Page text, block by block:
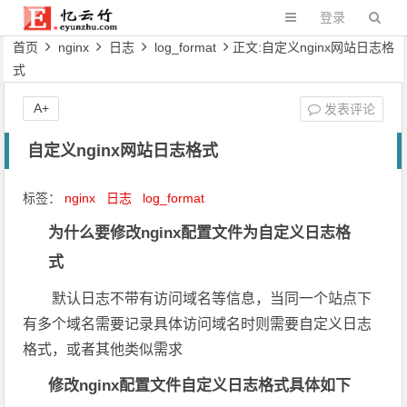
登录
首页 nginx 日志 log_format
正文:自定义nginx网站日志格
式
自定义nginx网站日志格式
标签： nginx 日志 log_format
为什么要修改nginx配置文件为自定义日志格
式
默认日志不带有访问域名等信息，当同一个站点下
有多个域名需要记录具体访问域名时则需要自定义日志
格式，或者其他类似需求
修改nginx配置文件自定义日志格式具体如下
发表评论
A+